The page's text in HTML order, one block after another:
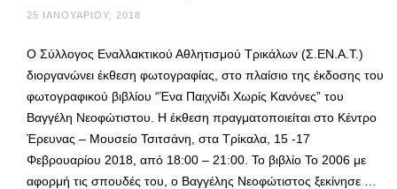
25 ΙΑΝΟΥΑΡΊΟΥ, 2018
Ο Σύλλογος Εναλλακτικού Αθλητισμού Τρικάλων (Σ.ΕΝ.Α.Τ.)
διοργανώνει έκθεση φωτογραφίας, στο πλαίσιο της έκδοσης του
φωτογραφικού βιβλίου “Ένα Παιχνίδι Χωρίς Κανόνες” του
Βαγγέλη Νεοφώτιστου. Η έκθεση πραγματοποιείται στο Κέντρο
Έρευνας – Μουσείο Τσιτσάνη, στα Τρίκαλα, 15 -17
Φεβρουαρίου 2018, από 18:00 – 21:00. Το βιβλίο Το 2006 με
αφορμή τις σπουδές του, ο Βαγγέλης Νεοφώτιστος ξεκίνησε …